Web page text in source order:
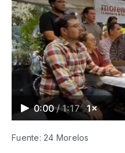
0:00 / 1:17 1×
Fuente: 24 Morelos